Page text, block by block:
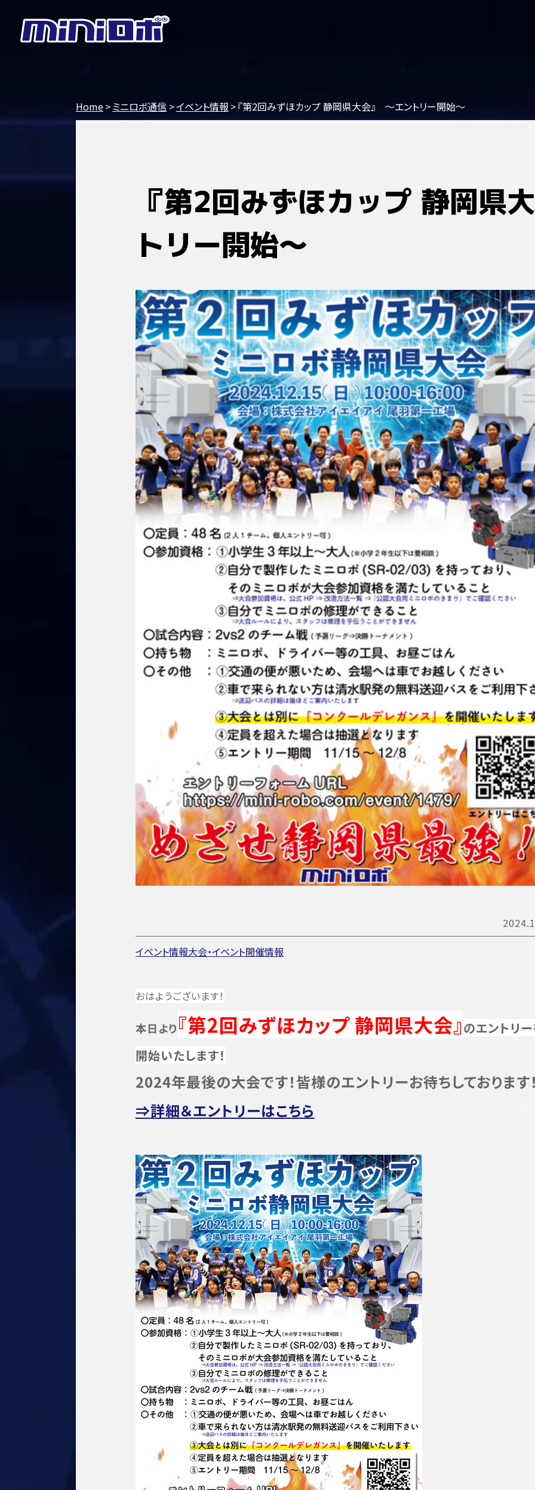
Home ミニロボ通信 イベント情報 『第2回みずほカップ 静岡県大会』 ～エントリー開始～
『第2回みずほカップ 静岡
トリー開始～
イベント情報大会・イベント開催情報
おはようございます！
本日より『第2回みずほカップ 静岡県大会』のエントリ
開始いたします！
2024年最後の大会です！皆様のエントリーお待ちしております
⇒詳細＆エントリーはこちら